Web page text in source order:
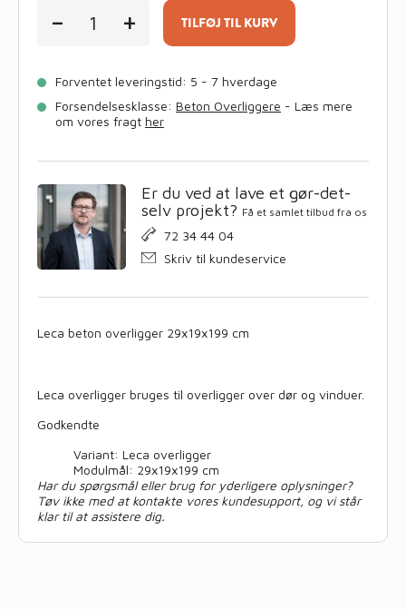
-
BETON
antal
+ TILFØJ TIL KURV
Forventet leveringstid: 5 - 7 hverdage
Forsendelsesklasse: Beton Overliggere - Læs mere
om vores fragt her
Er du ved at lave et gør-det-
selv projekt? Få et samlet tilbud fra os
72 34 44 04
Skriv til kundeservice
Leca beton overligger 29x19x199 cm
Leca overligger bruges til overligger over dør og vinduer.
Godkendte
Variant: Leca overligger
Modulmål: 29x19x199 cm
Har du spørgsmål eller brug for yderligere oplysninger?
Tøv ikke med at kontakte vores kundesupport, og vi står
klar til at assistere dig.